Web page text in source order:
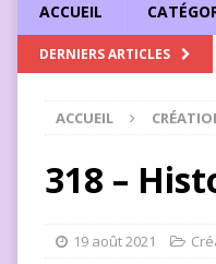
ACCUEIL
DERNIERS ARTICLES
ACCUEIL
318 –
19 août 2021